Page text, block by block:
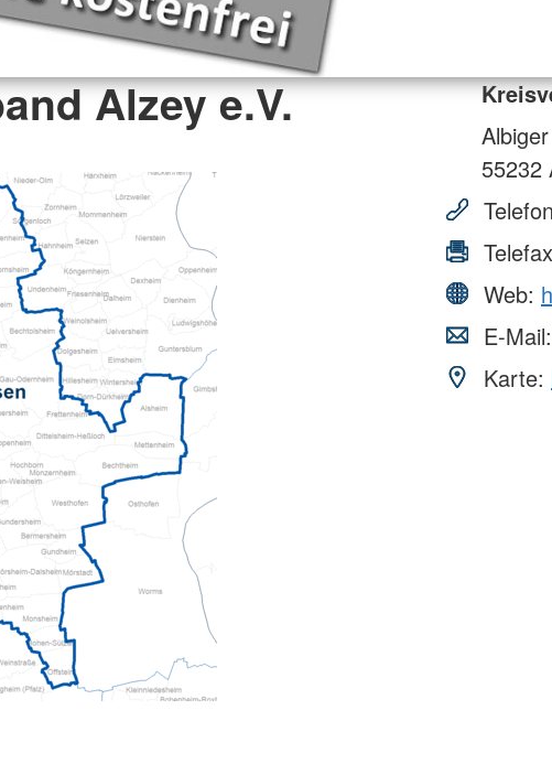
Alzey e.V.
55232
Web:
E-Mail:
Karte: